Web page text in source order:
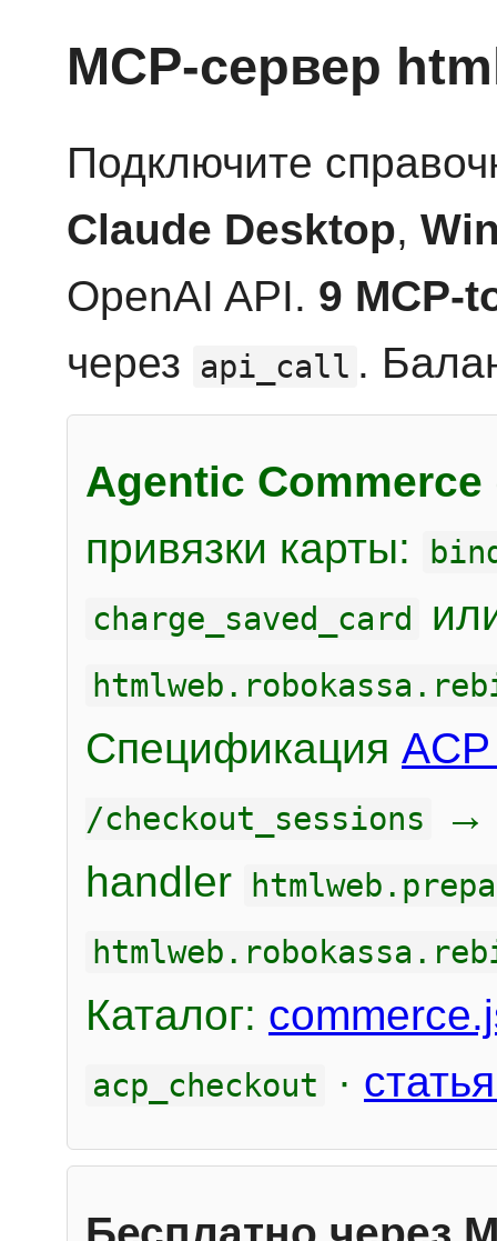
MCP-сервер
Подключите
Claude Desktop,
OpenAI API. 9 MCP-
через api_call .
Agentic Commerce
привязки карты:
charge_saved_card
Спецификация
/checkout_sessions
handler
Каталог:
acp_checkout ·